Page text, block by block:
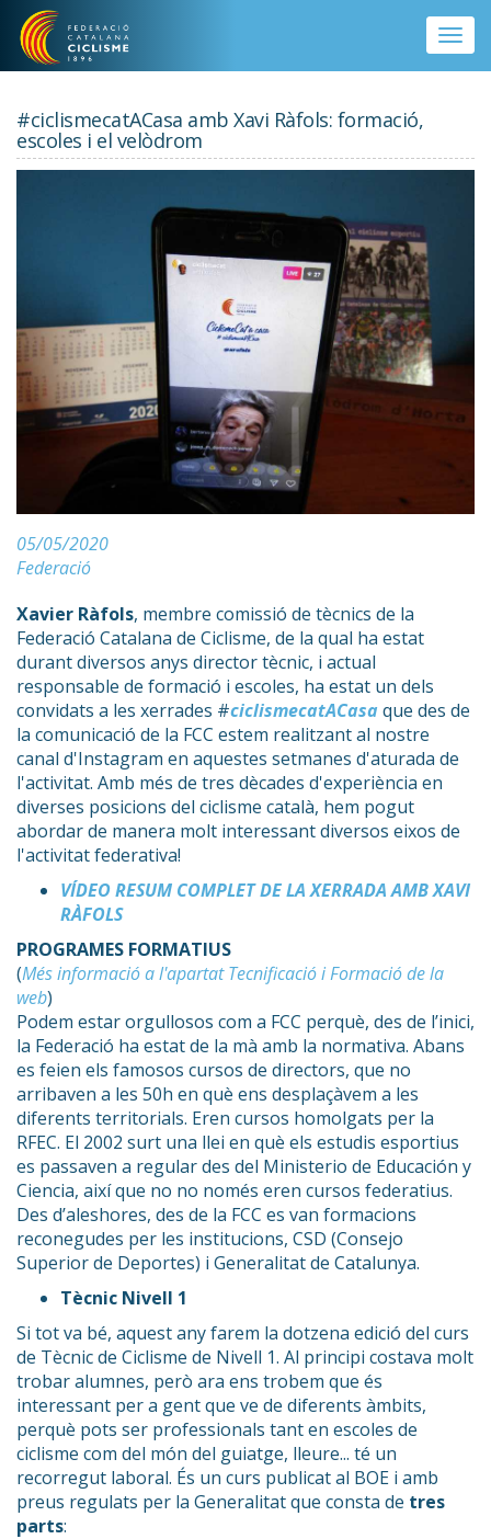
Vés al contingut
Toggle
#ciclismecatACasa amb Xavi Ràfols: formació,
escoles i el velòdrom
05/05/2020
Federació
Xavier Ràfols, membre comissió de tècnics de la
Federació Catalana de Ciclisme, de la qual ha estat
durant diversos anys director tècnic, i actual
responsable de formació i escoles, ha estat un dels
convidats a les xerrades #ciclismecatACasa que des de
la comunicació de la FCC estem realitzant al nostre
canal d'Instagram en aquestes setmanes d'aturada de
l'activitat. Amb més de tres dècades d'experiència en
diverses posicions del ciclisme català, hem pogut
abordar de manera molt interessant diversos eixos de
l'activitat federativa!
VÍDEO RESUM COMPLET DE LA XERRADA AMB XAVI
RÀFOLS
PROGRAMES FORMATIUS
(Més informació a l'apartat Tecnificació i Formació de la
web)
Podem estar orgullosos com a FCC perquè, des de l’inici,
la Federació ha estat de la mà amb la normativa. Abans
es feien els famosos cursos de directors, que no
arribaven a les 50h en què ens desplaçàvem a les
diferents territorials. Eren cursos homolgats per la
RFEC. El 2002 surt una llei en què els estudis esportius
es passaven a regular des del Ministerio de Educación y
Ciencia, així que no no només eren cursos federatius.
Des d’aleshores, des de la FCC es van formacions
reconegudes per les institucions, CSD (Consejo
Superior de Deportes) i Generalitat de Catalunya.
Tècnic Nivell 1
Si tot va bé, aquest any farem la dotzena edició del curs
de Tècnic de Ciclisme de Nivell 1. Al principi costava molt
trobar alumnes, però ara ens trobem que és
interessant per a gent que ve de diferents àmbits,
perquè pots ser professionals tant en escoles de
ciclisme com del món del guiatge, lleure... té un
recorregut laboral. És un curs publicat al BOE i amb
preus regulats per la Generalitat que consta de tres
parts: